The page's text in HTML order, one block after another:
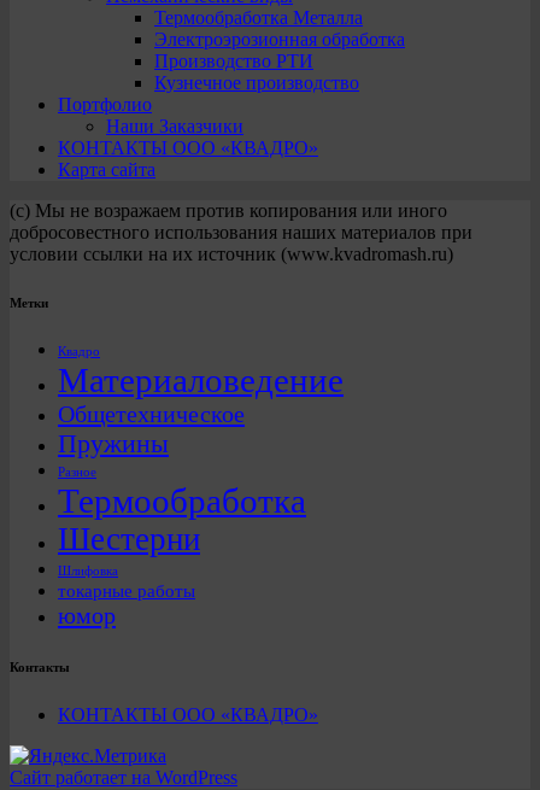
Термообработка Металла
Электроэрозионная обработка
Производство РТИ
Кузнечное производство
Портфолио
Наши Заказчики
КОНТАКТЫ ООО «КВАДРО»
Карта сайта
(с) Мы не возражаем против копирования или иного
добросовестного использования наших материалов при
условии ссылки на их источник (www.kvadromash.ru)
Метки
Квадро
Материаловедение
Общетехническое
Пружины
Разное
Термообработка
Шестерни
Шлифовка
токарные работы
юмор
Контакты
КОНТАКТЫ ООО «КВАДРО»
Сайт работает на WordPress